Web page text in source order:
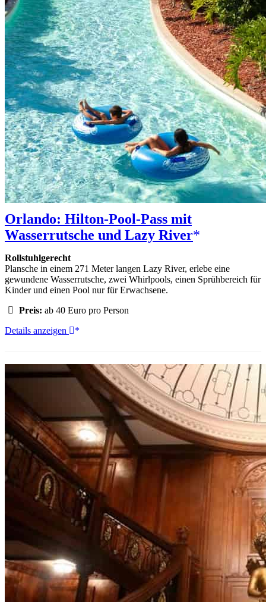
Orlando: Hilton-Pool-Pass mit
Wasserrutsche und Lazy River
Rollstuhlgerecht
Plansche in einem 271 Meter langen Lazy River, erlebe eine
gewundene Wasserrutsche, zwei Whirlpools, einen Sprühbereich für
Kinder und einen Pool nur für Erwachsene.
Preis: ab 40 Euro pro Person
Orlando:
Pass
mit
River
Details anzeigen